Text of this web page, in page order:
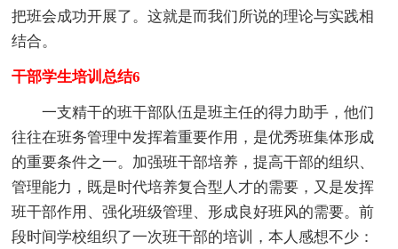
把班会成功开展了。这就是而我们所说的理论与实践相
结合。
干部学生培训总结6
一支精干的班干部队伍是班主任的得力助手，他们
往往在班务管理中发挥着重要作用，是优秀班集体形成
的重要条件之一。加强班干部培养，提高干部的组织、
管理能力，既是时代培养复合型人才的需要，又是发挥
班干部作用、强化班级管理、形成良好班风的需要。前
段时间学校组织了一次班干部的培训，本人感想不少：